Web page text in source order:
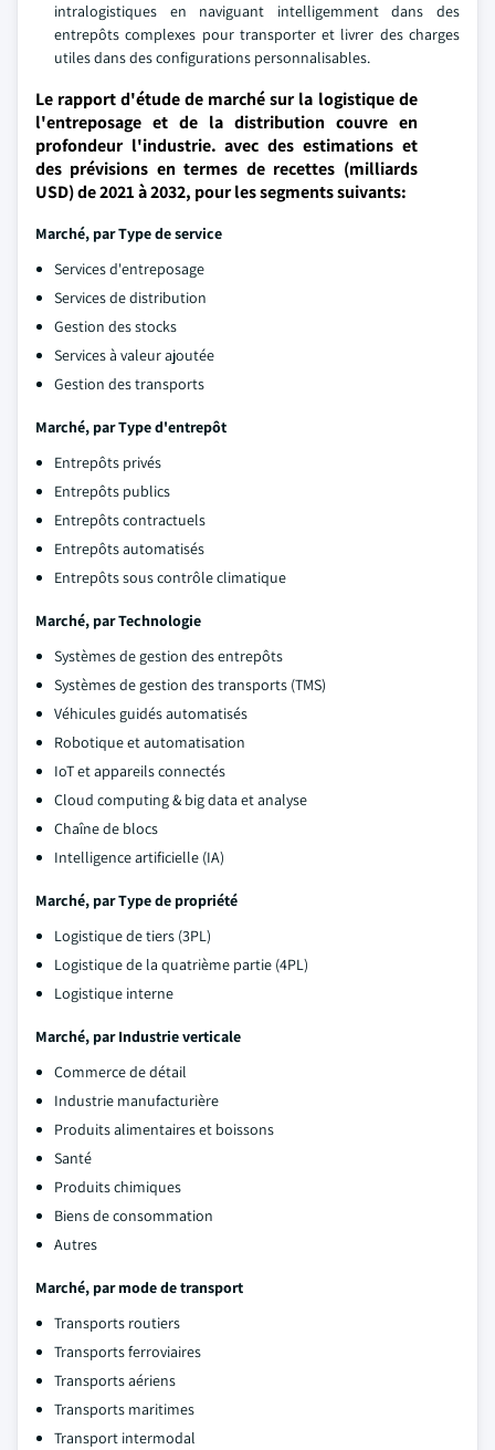
intralogistiques en naviguant intelligemment dans des
entrepôts complexes pour transporter et livrer des charges
utiles dans des configurations personnalisables.
Le rapport d'étude de marché sur la logistique de
l'entreposage et de la distribution couvre en
profondeur l'industrie. avec des estimations et
des prévisions en termes de recettes (milliards
USD) de 2021 à 2032, pour les segments suivants:
Marché, parType de service
Services d'entreposage
Services de distribution
Gestion des stocks
Services à valeur ajoutée
Gestion des transports
Marché, parType d'entrepôt
Entrepôts privés
Entrepôts publics
Entrepôts contractuels
Entrepôts automatisés
Entrepôts sous contrôle climatique
Marché, parTechnologie
Systèmes de gestion des entrepôts
Systèmes de gestion des transports (TMS)
Véhicules guidés automatisés
Robotique et automatisation
IoT et appareils connectés
Cloud computing & big data et analyse
Chaîne de blocs
Intelligence artificielle (IA)
Marché, parType de propriété
Logistique de tiers (3PL)
Logistique de la quatrième partie (4PL)
Logistique interne
Marché, par Industrie verticale
Commerce de détail
Industrie manufacturière
Produits alimentaires et boissons
Santé
Produits chimiques
Biens de consommation
Autres
Marché, par mode de transport
Transports routiers
Transports ferroviaires
Transports aériens
Transports maritimes
Transport intermodal